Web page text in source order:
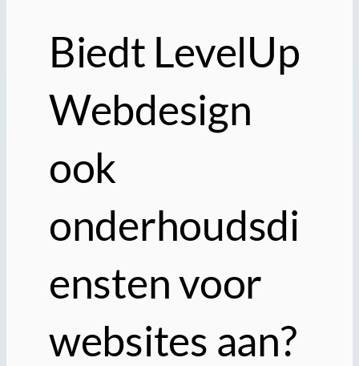
Biedt LevelUp
Webdesign
ook
onderhoudsdi
ensten voor
websites aan?